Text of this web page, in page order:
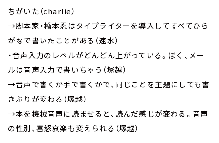
ちがいた（charlie）
→脚本家・橋本忍はタイプライターを導入してすべてひら
がなで書いたことがある（速水）
・音声入力のレベルがどんどん上がっている。ぼく、メー
ルは音声入力で書いちゃう（塚越）
→音声で書くか手で書くかで、同じことを主題にしても書
きぶりが変わる（塚越）
→本を機械音声に読ませると、読んだ感じが変わる。音声
の性別、喜怒哀楽も変えられる（塚越）